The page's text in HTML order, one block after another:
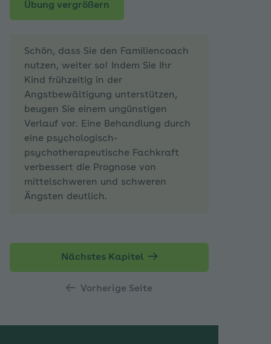
Übung vergrößern
Schön, dass Sie den Familiencoach
nutzen, weiter so! Indem Sie Ihr
Kind frühzeitig in der
Angstbewältigung unterstützen,
beugen Sie einem ungünstigen
Verlauf vor. Eine Behandlung durch
eine psychologisch-
psychotherapeutische Fachkraft
verbessert die Prognose von
mittelschweren und schweren
Ängsten deutlich.
Vorherige Seite
Nächstes Kapitel